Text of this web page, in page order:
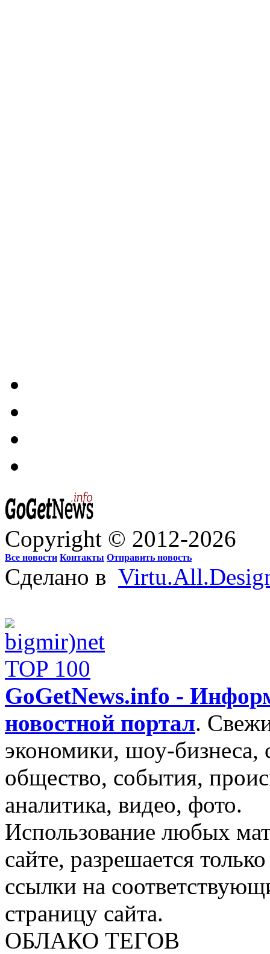
Copyright © 2012-2026
Все новости Контакты Отправить новость
Сделано в
GoGetNews.info -
новостной портал.
экономики, шоу-бизнеса,
общество, события,
аналитика, видео, фото.
Использование любых
сайте, разрешается
ссылки на
страницу сайта.
ОБЛАКО ТЕГОВ